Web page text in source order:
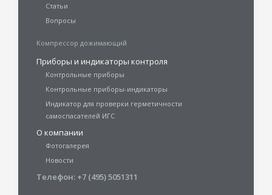
Статьи
Вопросы
Компрессор дожимающий
Приборы и индикаторы контроля
Контрольные приборы
Контрольные приборы-индикаторы
Индикатор для проверки герметичности
самоспасателей ИГС
О компании
Фотогалерея
Новости
Телефон: +7 (495) 5051311